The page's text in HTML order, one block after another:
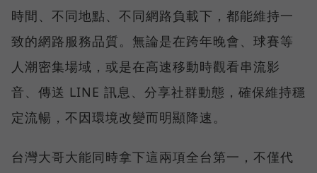
時間、不同地點、不同網路負載下，都能維持一
致的網路服務品質。無論是在跨年晚會、球賽等
人潮密集場域，或是在高速移動時觀看串流影
音、傳送 LINE 訊息、分享社群動態，確保維持穩
定流暢，不因環境改變而明顯降速。
台灣大哥大能同時拿下這兩項全台第一，不僅代